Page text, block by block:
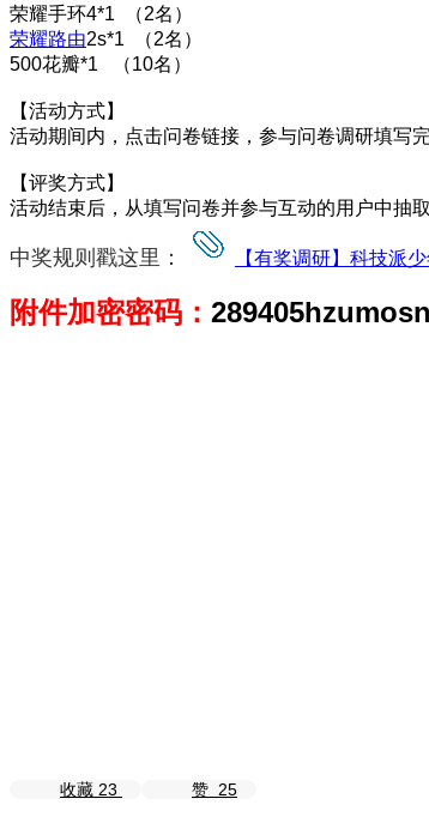
荣耀手环4*1 （2名）
荣耀路由2s*1 （2名）
500花瓣*1 （10名）
【活动方式】
活动期间内，点击问卷链接，参与问卷调研填写
【评奖方式】
活动结束后，从填写问卷并参与互动的用户中抽
中奖规则戳这里： 【有奖调研】科技派
附件加密密码：
收藏 23 赞 25